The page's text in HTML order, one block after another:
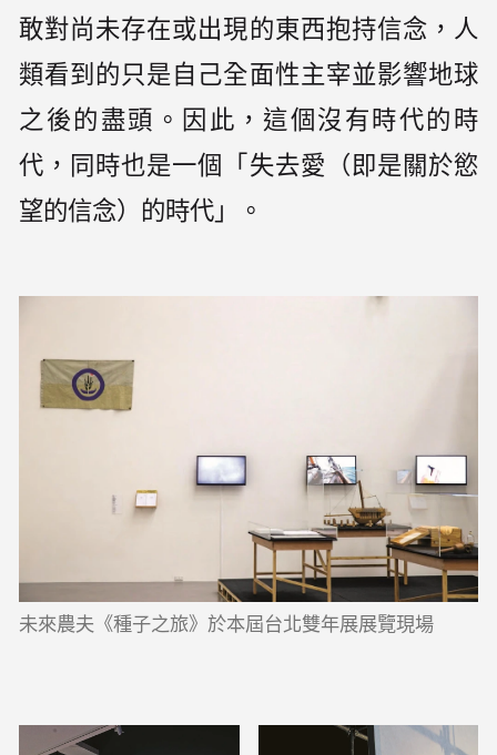
敢對尚未存在或出現的東西抱持信念，人
類看到的只是自己全面性主宰並影響地球
之後的盡頭。因此，這個沒有時代的時
代，同時也是一個「失去愛（即是關於慾
望的信念）的時代」。
未來農夫《種子之旅》於本屆台北雙年展展覽現場